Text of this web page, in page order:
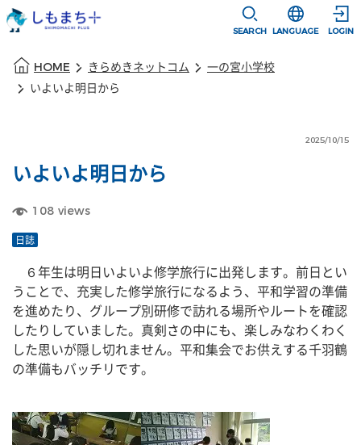
SEARCH
選択すると言
LANGUAGE LOGIN
HOME きらめきネットコム
一の宮小学校
いよいよ明日から
2025/10/15
いよいよ明日から
108 views
日誌
６年生は明日いよいよ修学旅行に出発します。前日とい
うことで、充実した修学旅行になるよう、平和学習の準備
を進めたり、グループ別研修で訪れる場所やルートを確認
したりしていました。真剣さの中にも、楽しみなわくわく
した思いが隠し切れません。平和集会でお供えする千羽鶴
の準備もバッチリです。